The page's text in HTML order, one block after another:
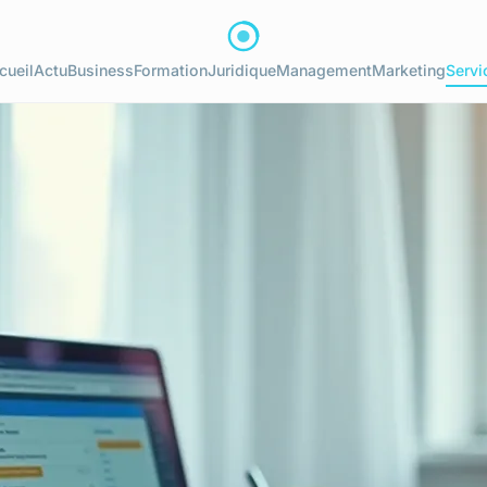
ActuBusinessFormationJuridiqueManagementMarketing